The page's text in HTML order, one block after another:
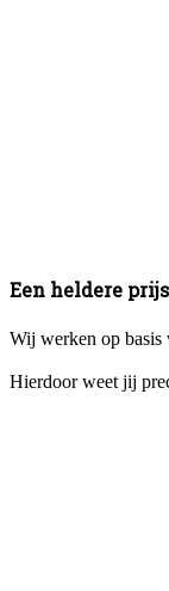
Een heldere
Wij werken op basis
Hierdoor weet jij